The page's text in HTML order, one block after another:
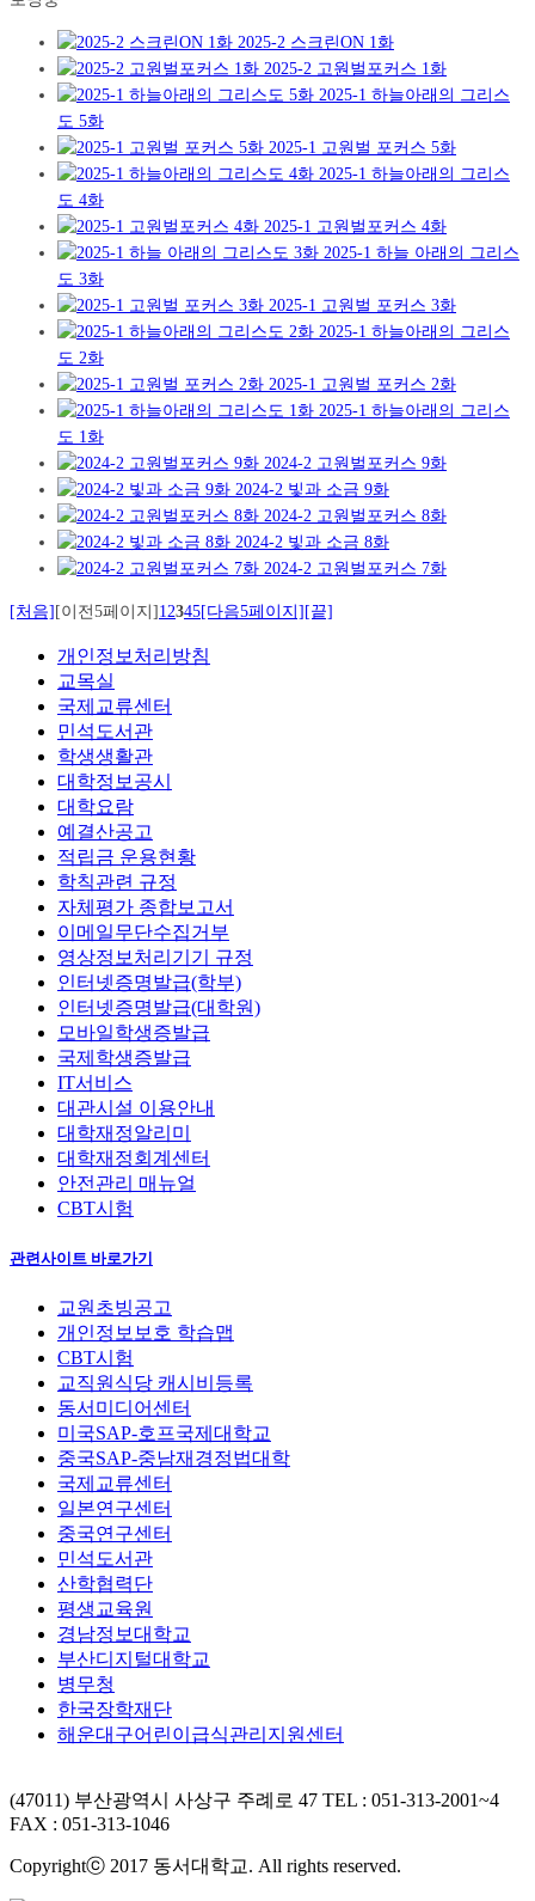
2025-2 스크린ON 1화
2025-2 고원벌포커스 1화
2025-1 하늘아래의 그리스
도 5화
2025-1 고원벌 포커스 5화
2025-1 하늘아래의 그리스
도 4화
2025-1 고원벌포커스 4화
2025-1 하늘 아래의 그리스
도 3화
2025-1 고원벌 포커스 3화
2025-1 하늘아래의 그리스
도 2화
2025-1 고원벌 포커스 2화
2025-1 하늘아래의 그리스
도 1화
2024-2 고원벌포커스 9화
2024-2 빛과 소금 9화
2024-2 고원벌포커스 8화
2024-2 빛과 소금 8화
2024-2 고원벌포커스 7화
[처음][이전5페이지]1 2345[다음5페이지][끝]
개인정보처리방침
교목실
국제교류센터
민석도서관
학생생활관
대학정보공시
대학요람
예결산공고
적립금 운용현황
학칙관련 규정
자체평가 종합보고서
이메일무단수집거부
영상정보처리기기 규정
인터넷증명발급(학부)
인터넷증명발급(대학원)
모바일학생증발급
국제학생증발급
IT서비스
대관시설 이용안내
대학재정알리미
대학재정회계센터
안전관리 매뉴얼
CBT시험
관련사이트 바로가기
교원초빙공고
개인정보보호 학습맵
CBT시험
교직원식당 캐시비등록
동서미디어센터
미국SAP-호프국제대학교
중국SAP-중남재경정법대학
국제교류센터
일본연구센터
중국연구센터
민석도서관
산학협력단
평생교육원
경남정보대학교
부산디지털대학교
병무청
한국장학재단
해운대구어린이급식관리지원센터
(47011) 부산광역시 사상구 주례로 47 TEL : 051-313-2001~4
FAX : 051-313-1046
Copyrightⓒ 2017 동서대학교. All rights reserved.